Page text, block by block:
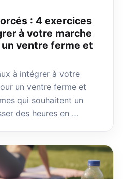
: 4 exercices
à votre marche
ventre ferme et
à intégrer à votre
un ventre ferme et
qui souhaitent un
des heures en …